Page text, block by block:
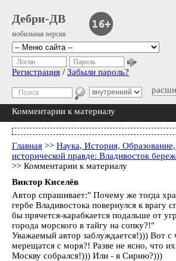
Дебри-ДВ
мобильная версия
Логин Пароль
Регистрация / Забыли пароль?
Комментарии к материалу
Главная >> Наука, История,
исторической правде: Владивосток
>> Комментарии к материалу
Виктор Киселёв
Автор спрашивает:" Почему же тогда
гербе Владивостока повернулся к врагу
бы прячется-карабкается подальше от
города морского в тайгу на сопку?!"
Уважаемый автор заблуждается!))) Вот с
мерещатся с моря?! Разве не ясно, что
Москву собрался!))) Или - в Сирию?)))